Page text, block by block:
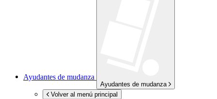
Ayudantes de mudanza
Ayudantes de mudanza
Volver al menú principal